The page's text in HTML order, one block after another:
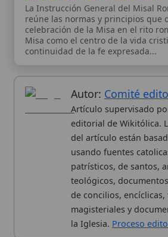
usando fuentes catolicas:
patrísticos, de santos,
teológicos, documentos
de concilios, encíclicas,
magisteriales y
Wikitólica © 2026. Enciclopedia del
histórico y litúrgico de la Iglesia Católica.
Curso Católico ,Buscador Católico y
analíticas anónimas. LicenciaCC BY-SA
Valencia, España.ISSN: 3101-7339 . Bajo el
Carlo Acutis.
Sobre nosotros
Proceso editorial
Publicación seriada
Estadísticas
Aviso legal
Política de privacidad
Más
Nuevas
Cambios
Kit de
Widgets